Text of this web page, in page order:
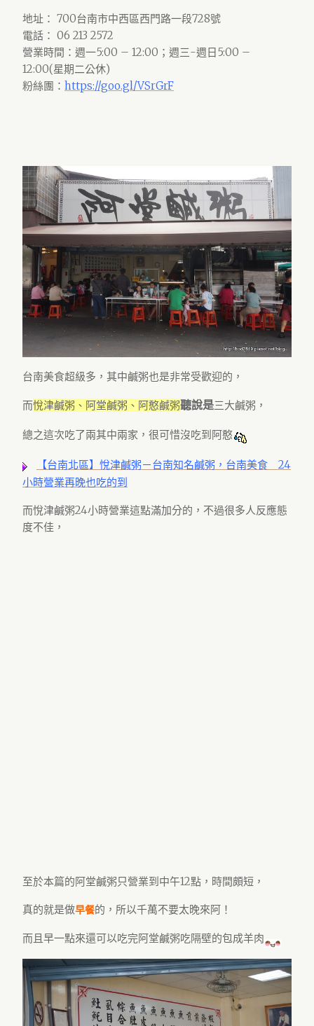
地址： 700台南市中西區西門路一段728號
電話： 06 213 2572
營業時間：週一5:00 – 12:00；週三-週日5:00 –
12:00(星期二公休)
粉絲團： https://goo.gl/VSrGrF
台南美食超級多，其中鹹粥也是非常受歡迎的，
而悅津鹹粥、阿堂鹹粥、阿憨鹹粥聽說是三大鹹粥，
總之這次吃了兩其中兩家，很可惜沒吃到阿憨
【台南北區】悅津鹹粥－台南知名鹹粥，台南美食 24
小時營業再晚也吃的到
而悅津鹹粥24小時營業這點滿加分的，不過很多人反應態
度不佳，
至於本篇的阿堂鹹粥只營業到中午12點，時間頗短，
真的就是做早餐的，所以千萬不要太晚來阿！
而且早一點來還可以吃完阿堂鹹粥吃隔壁的包成羊肉